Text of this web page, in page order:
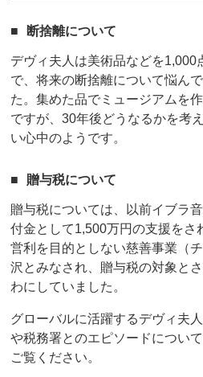
断捨離について
デヴィ夫人は美術品などを1,000
で、将来の断捨離について悩ん
た。集めた品でミュージアムを
ですが、30年後どうなるかを考
い心中のようです。
贈与税について
贈与税については、以前イブラ
付金として1,500万円の支援をさ
営利を目的としない慈善事業（
沢とみなされ、贈与税の対象と
わにしていました。
グローバルに活躍するデヴィ夫
や税務署とのエピソードについ
ご覧ください。